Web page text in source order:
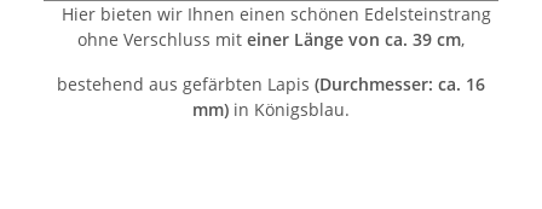
Hier bieten wir Ihnen einen schönen Edelsteinstrang
ohne Verschluss mit einer Länge von ca. 39 cm,
bestehend aus gefärbten Lapis (Durchmesser: ca. 16
mm) in Königsblau.